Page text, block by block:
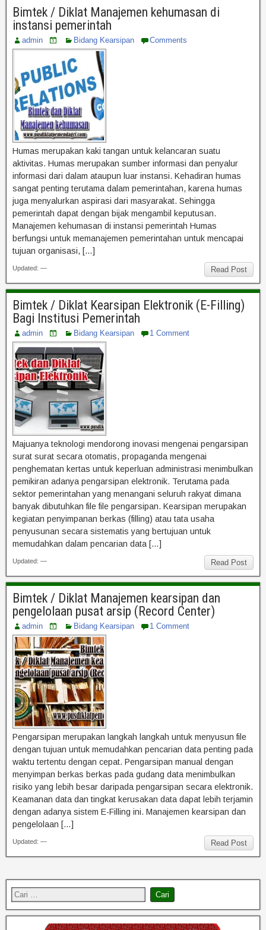
Bimtek / Diklat Manajemen kehumasan di
instansi pemerintah
admin Bidang Kearsipan Comments
Humas merupakan kaki tangan untuk kelancaran suatu
aktivitas. Humas merupakan sumber informasi dan penyalur
informasi dari dalam ataupun luar instansi. Kehadiran humas
sangat penting terutama dalam pemerintahan, karena humas
juga menyalurkan aspirasi dari masyarakat. Sehingga
pemerintah dapat dengan bijak mengambil keputusan.
Manajemen kehumasan di instansi pemerintah Humas
berfungsi untuk memanajemen pemerintahan untuk mencapai
tujuan organisasi, […]
Read Post
Updated: —
Bimtek / Diklat Kearsipan Elektronik (E-Filling)
Bagi Institusi Pemerintah
admin Bidang Kearsipan 1 Comment
Majuanya teknologi mendorong inovasi mengenai pengarsipan
surat surat secara otomatis, propaganda mengenai
penghematan kertas untuk keperluan administrasi menimbulkan
pemikiran adanya pengarsipan elektronik. Terutama pada
sektor pemerintahan yang menangani seluruh rakyat dimana
banyak dibutuhkan file file pengarsipan. Kearsipan merupakan
kegiatan penyimpanan berkas (filling) atau tata usaha
penyusunan secara sistematis yang bertujuan untuk
memudahkan dalam pencarian data […]
Read Post
Updated: —
Bimtek / Diklat Manajemen kearsipan dan
pengelolaan pusat arsip (Record Center)
admin Bidang Kearsipan 1 Comment
Pengarsipan merupakan langkah langkah untuk menyusun file
dengan tujuan untuk memudahkan pencarian data penting pada
waktu tertentu dengan cepat. Pengarsipan manual dengan
menyimpan berkas berkas pada gudang data menimbulkan
risiko yang lebih besar daripada pengarsipan secara elektronik.
Keamanan data dan tingkat kerusakan data dapat lebih terjamin
dengan adanya sistem E-Filling ini. Manajemen kearsipan dan
pengelolaan […]
Read Post
Updated: —